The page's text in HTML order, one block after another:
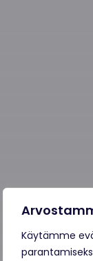
Käytämme